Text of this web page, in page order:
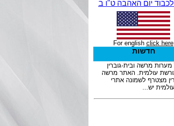
For english click here
חדשות